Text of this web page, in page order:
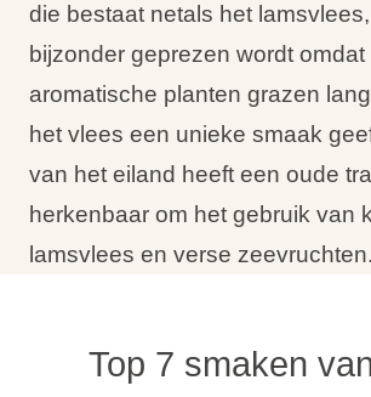
die bestaat netals het
bijzonder geprezen wordt
aromatische planten grazen
het vlees een unieke smaak
van het eiland heeft een oude
herkenbaar om het gebruik van
lamsvlees en verse zeevruchten.
Top 7 smaken